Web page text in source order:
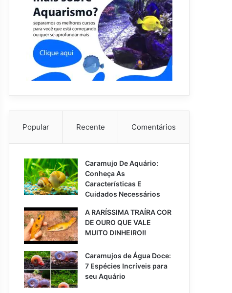
Popular Recente Comentários
Caramujo De Aquário:
Conheça As
Características E
Cuidados Necessários
A RARÍSSIMA TRAÍRA COR
DE OURO QUE VALE
MUITO DINHEIRO!!
Caramujos de Água Doce:
7 Espécies Incríveis para
seu Aquário